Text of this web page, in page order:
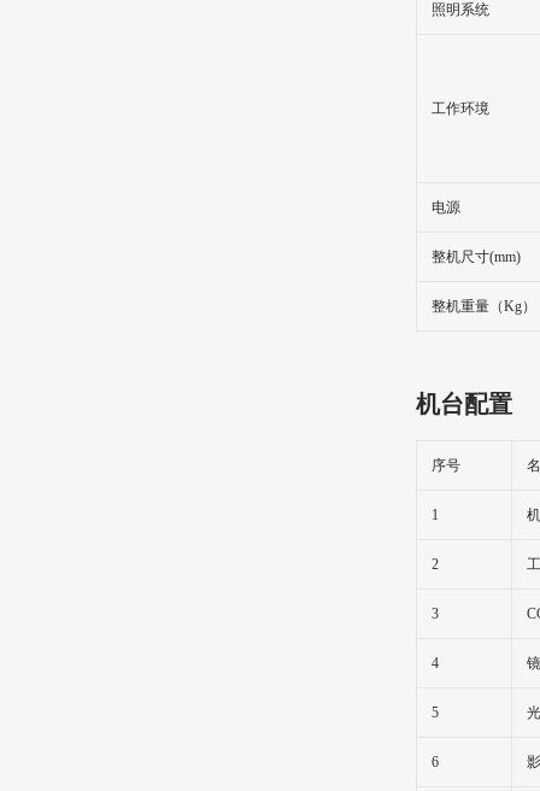
照明系统
工作环境
电源
整机尺寸(mm)
整机重量（Kg）
机台配置
序号
1
2
3
4
5
6